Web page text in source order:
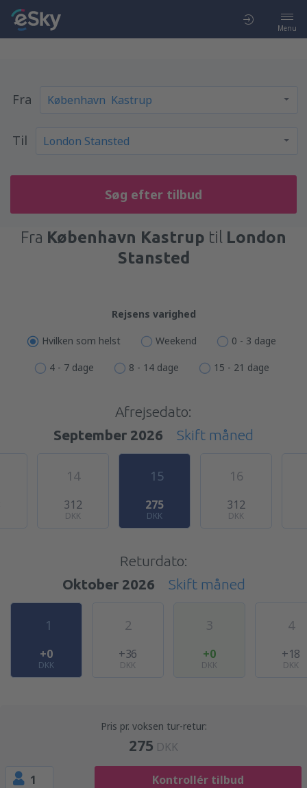
Menu
Fra
Til
Søg efter tilbud
Fra København Kastrup til London
Stansted
Rejsens varighed
Hvilken som helst Weekend 0 - 3 dage
4 - 7 dage 8 - 14 dage 15 - 21 dage
Afrejsedato:
September 2026
Skift måned
14
312
DKK
15
275
DKK
16
312
DKK
Returdato:
Oktober 2026
Skift måned
1
+0
DKK
2
+36
DKK
3
+0
DKK
4
+18
DKK
Pris pr. voksen tur-retur:
275 DKK
1 Kontrollér tilbud